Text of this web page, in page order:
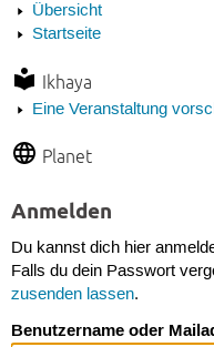
Übersicht
Startseite
Ikhaya
Eine Veranstaltung
Planet
Anmelden
Du kannst dich hier
Falls du dein Passwort
zusenden lassen.
Benutzername oder